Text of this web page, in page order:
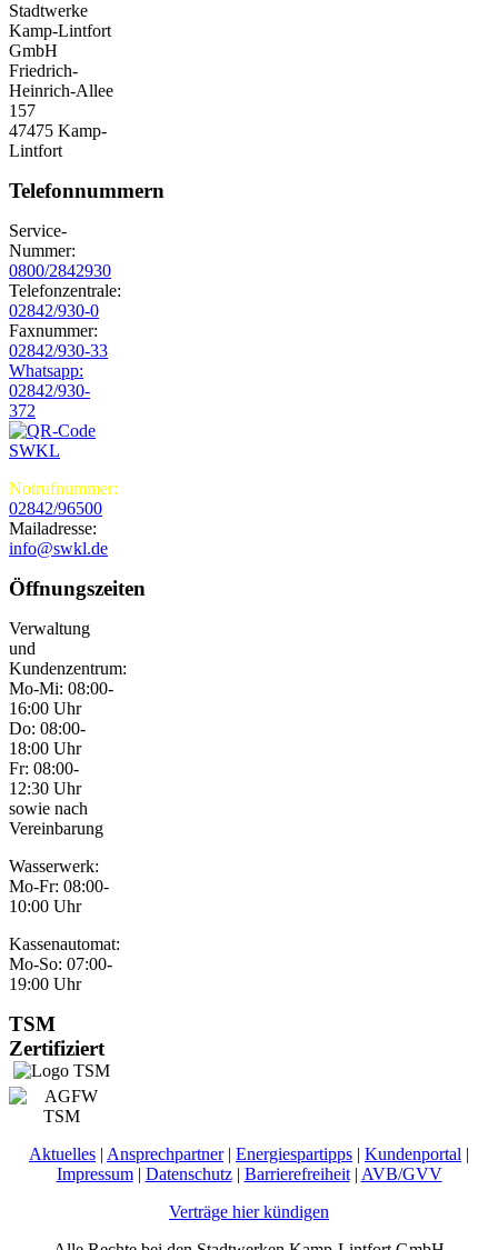
Stadtwerke
Kamp-Lintfort
GmbH
Friedrich-
Heinrich-Allee
157
47475 Kamp-
Lintfort
Telefonnummern
Service-
Nummer:
0800/2842930
Telefonzentrale:
02842/930-0
Faxnummer:
02842/930-33
Whatsapp:
02842/930-
372
Notrufnummer:
02842/96500
Mailadresse:
info@swkl.de
Öffnungszeiten
Verwaltung
und
Kundenzentrum:
Mo-Mi: 08:00-
16:00 Uhr
Do: 08:00-
18:00 Uhr
Fr: 08:00-
12:30 Uhr
sowie nach
Vereinbarung
Wasserwerk:
Mo-Fr: 08:00-
10:00 Uhr
Kassenautomat:
Mo-So: 07:00-
19:00 Uhr
TSM
Zertifiziert
Aktuelles | Ansprechpartner| Energiespartipps | Kundenportal |
Impressum| Datenschutz| Barrierefreiheit| AVB/GVV
Verträge hier kündigen